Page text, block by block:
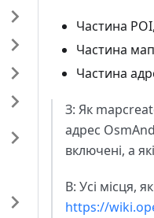
Частина
Частина
Частина
З: Як
адрес
включені, а
В: Усі місця,
https://